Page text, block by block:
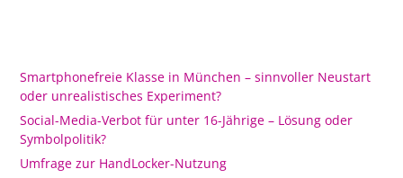
Smartphonefreie Klasse in München – sinnvoller Neustart
oder unrealistisches Experiment?
Social-Media-Verbot für unter 16-Jährige – Lösung oder
Symbolpolitik?
Umfrage zur HandLocker-Nutzung